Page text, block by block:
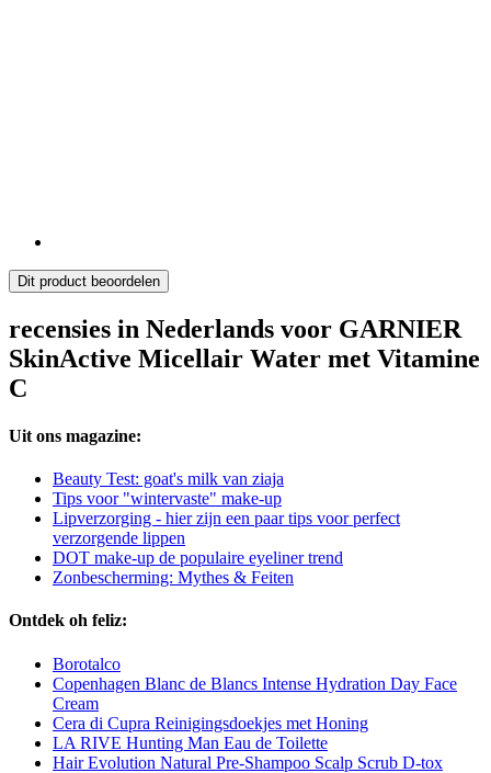
Dit product beoordelen
recensies in Nederlands voor GARNIER
SkinActive Micellair Water met Vitamine
C
Uit ons magazine:
Beauty Test: goat's milk van ziaja
Tips voor "wintervaste" make-up
Lipverzorging - hier zijn een paar tips voor perfect
verzorgende lippen
DOT make-up de populaire eyeliner trend
Zonbescherming: Mythes & Feiten
Ontdek oh feliz:
Borotalco
Copenhagen Blanc de Blancs Intense Hydration Day Face
Cream
Cera di Cupra Reinigingsdoekjes met Honing
LA RIVE Hunting Man Eau de Toilette
Hair Evolution Natural Pre-Shampoo Scalp Scrub D-tox